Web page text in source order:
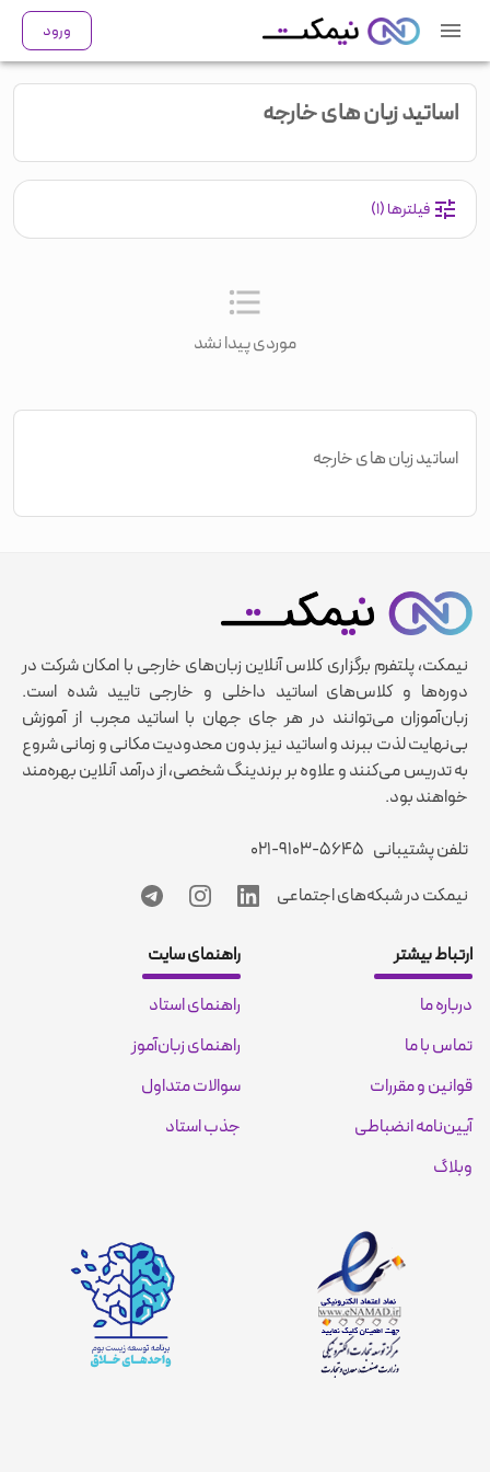
ورود
اساتید زبان های خارجه
فیلترها(۱)
موردی پیدا نشد
اساتید زبان های خارجه
نیمکت، پلتفرم برگزاری کلاس آنلاین زبان‌های خارجی با امکان شرکت در
دوره‌ها و کلاس‌های اساتید داخلی و خارجی تایید شده است.
زبان‌آموزان می‌توانند در هر جای جهان با اساتید مجرب از آموزش
بی‌نهایت لذت ببرند و اساتید نیز بدون محدودیت مکانی و زمانی شروع
به تدریس می‌کنند و علاوه بر برندینگ شخصی، از درآمد آنلاین بهره‌مند
خواهند بود.
تلفن پشتیبانی ۰۲۱-۹۱۰۳-۵۶۴۵
نیمکت در شبکه‌های اجتماعی
ارتباط بیشتر
درباره ما
تماس با ما
قوانین و مقررات
آیین‌نامه انضباطی
وبلاگ
راهنمای سایت
راهنمای استاد
راهنمای زبان‌آموز
سوالات متداول
جذب استاد